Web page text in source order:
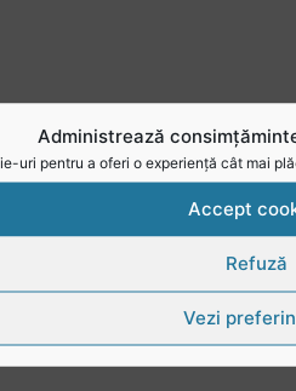
Administrează
uri pentru a oferi o experiență cât mai
Accept
Refuză
Vezi